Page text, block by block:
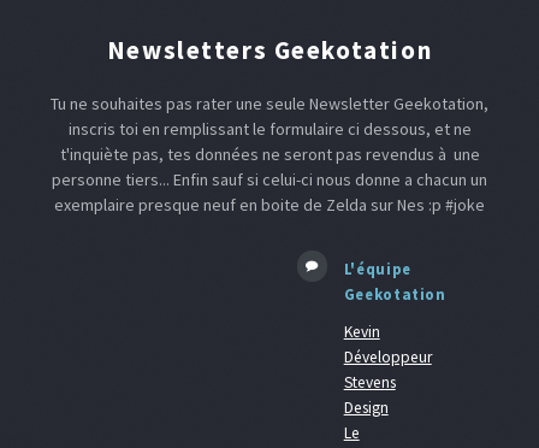
Newsletters Geekotation
Tu ne souhaites pas rater une seule Newsletter Geekotation,
inscris toi en remplissant le formulaire ci dessous, et ne
t'inquiète pas, tes données ne seront pas revendus à une
personne tiers... Enfin sauf si celui-ci nous donne a chacun un
exemplaire presque neuf en boite de Zelda sur Nes :p #joke
L'équipe
Geekotation
Kevin
Développeur
Stevens
Design
Le